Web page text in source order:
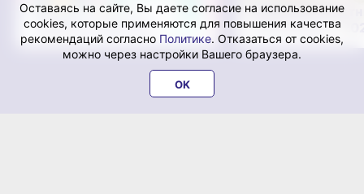
Нарисуй бабушку!
Нарисуй
Отечества —
Оставаясь на сайте, Вы даете согласие на использование
cookies, которые применяются для повышения качества
рекомендаций согласно Политике. Отказаться от cookies,
можно через настройки Вашего браузера.
OK